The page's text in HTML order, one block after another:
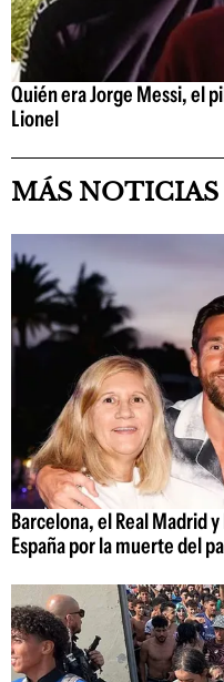
Quién era Jorge Messi, el
Lionel
MÁS NOTICIAS
Barcelona, el Real Madrid
España por la muerte del